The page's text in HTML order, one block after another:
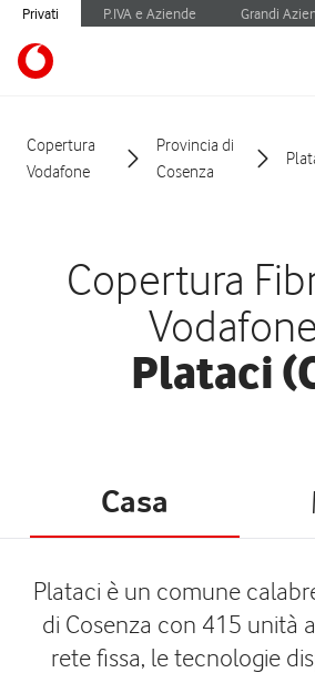
Privati P.IVA e Aziende Grandi
Copertura
Vodafone
Provincia di
Cosenza
Copertura
Plataci
Casa
Plataci è un comune
di Cosenza con 415 unità
rete fissa, le tecnologie